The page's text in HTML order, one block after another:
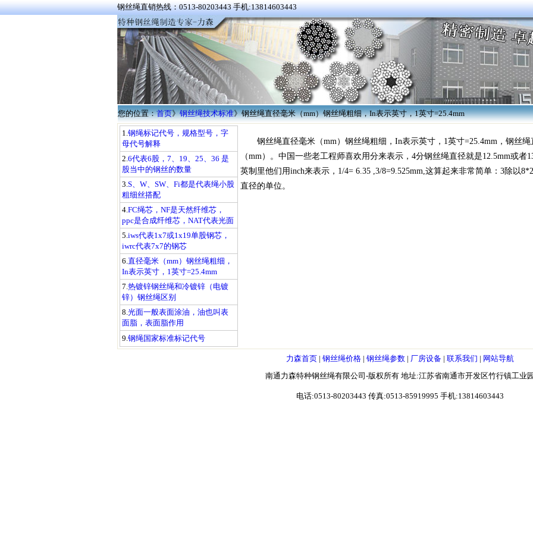
钢丝绳直销热线：0513-80203443 手机:13814603443
您的位置：首页》钢丝绳技术标准》钢丝绳直径毫米（mm）钢丝绳粗细，In表示英寸，1英寸=25.4mm
1.钢绳标记代号，规格型号，字
母代号解释
2.6代表6股，7、19、25、36 是
股当中的钢丝的数量
3.S、W、SW、Fi都是代表绳小股
粗细丝搭配
4.FC绳芯，NF是天然纤维芯，
ppc是合成纤维芯，NAT代表光面
5.iws代表1x7或1x19单股钢芯，
iwrc代表7x7的钢芯
6.直径毫米（mm）钢丝绳粗细，
In表示英寸，1英寸=25.4mm
7.热镀锌钢丝绳和冷镀锌（电镀
锌）钢丝绳区别
8.光面一般表面涂油，油也叫表
面脂，表面脂作用
9.钢绳国家标准标记代号
钢丝绳直径毫米（mm）钢丝绳粗细，In表示英寸，1英寸=25.4mm ，钢丝
（mm）。中国一些老工程师喜欢用分来表示，4分钢丝绳直径就是12.5mm或者
英制里他们用inch来表示，1/4= 6.35 ,3/8=9.525mm,这算起来非常简单：3除以
直径的单位。
力森首页| 钢丝绳价格| 钢丝绳参数| 厂房设备 | 联系我们 | 网站导航
南通力森特种钢丝绳有限公司-版权所有 地址:江苏省南通市开发区竹行镇工业
电话:0513-80203443 传真:0513-85919995 手机:13814603443